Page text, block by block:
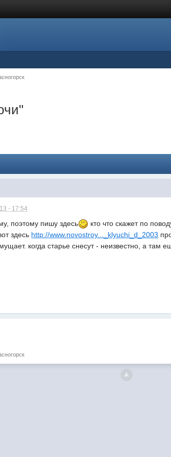
- 17:54
поэтому пишу здесь
кто что скажет по
здесь http://www.novostroy..._klyuchi_d_2003
когда старье снесут - неизвестно, а там